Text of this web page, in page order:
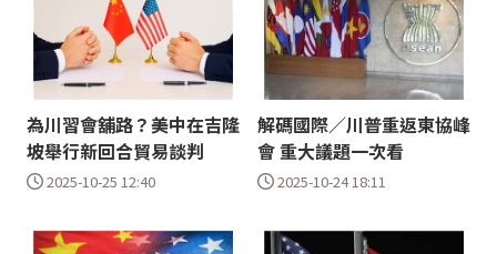
為川習會舖路？美中在吉隆
坡舉行新回合貿易談判
2025-10-25 12:40
解碼國際／川普重返東協峰
會 重大議題一次看
2025-10-24 18:11